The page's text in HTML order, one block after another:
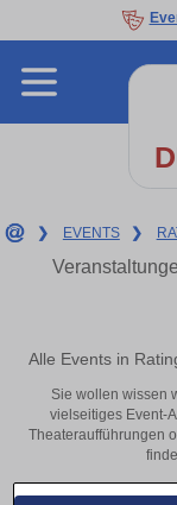
❯ EVENTS ❯
Alle Events in
Sie wollen wissen
vielseitiges Event-
Theateraufführungen